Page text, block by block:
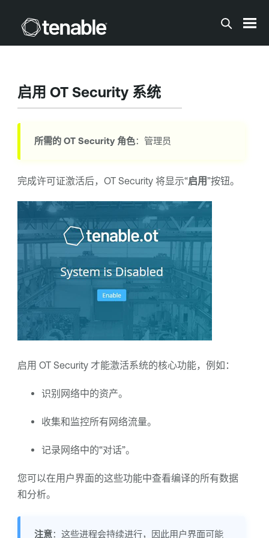
启用 OT Security系统
所需的 OT Security角色：管理员
完成许可证激活后， OT Security将显示“启用”按钮。
启用 OT Security才能激活系统的核心功能，例如：
识别网络中的资产。
收集和监控所有网络流量。
记录网络中的“对话”。
您可以在用户界面的这些功能中查看编译的所有数据
和分析。
注意：这些进程会持续进行，因此用户界面可能